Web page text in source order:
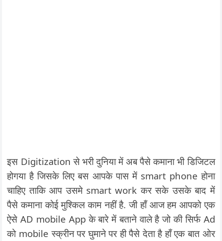
इस Digitization से भरी दुनिया में अब पैसे कमाना भी डिजिटल
होगया है जिसके लिए बस आपके पास में smart phone होना
चाहिए ताकि आप उसमे smart work कर सके उसके बाद में
पैसे कमाना कोई मुश्किल काम नहीं है. जी हाँ आज हम आपको एक
ऐसे AD mobile App के बारे में बताने वाले है जो की सिर्फ Ad
को mobile स्क्रीन पर घुमाने पर ही पैसे देता है हाँ एक बात ओर